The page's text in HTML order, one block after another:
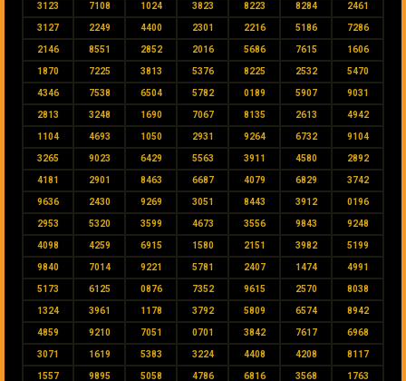
3123 7108 1024 3823 8223 8284 2461
3127 2249 4400 2301 2216 5186 7286
2146 8551 2852 2016 5686 7615 1606
1870 7225 3813 5376 8225 2532 5470
4346 7538 6504 5782 0189 5907 9031
2813 3248 1690 7067 8135 2613 4942
1104 4693 1050 2931 9264 6732 9104
3265 9023 6429 5563 3911 4580 2892
4181 2901 8463 6687 4079 6829 3742
9636 2430 9269 3051 8443 3912 0196
2953 5320 3599 4673 3556 9843 9248
4098 4259 6915 1580 2151 3982 5199
9840 7014 9221 5781 2407 1474 4991
5173 6125 0876 7352 9615 2570 8038
1324 3961 1178 3792 5809 6574 8942
4859 9210 7051 0701 3842 7617 6968
3071 1619 5383 3224 4408 4208 8117
1557 9895 5058 4786 6816 3568 1763